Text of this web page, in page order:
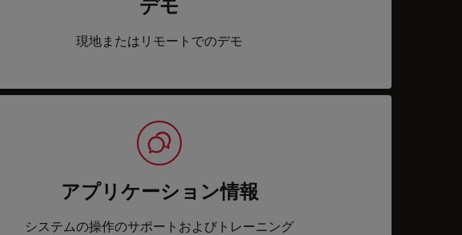
デモ
現地またはリモートでのデモ
アプリケーション情報
システムの操作のサポートおよびトレーニング